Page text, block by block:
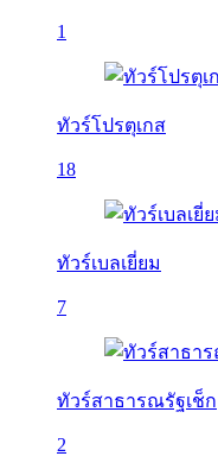
1
ทัวร์โปรตุเกส
18
ทัวร์เบลเยี่ยม
7
ทัวร์สาธารณรัฐเช็ก
2